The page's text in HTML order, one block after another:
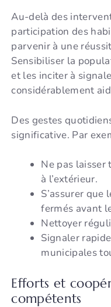
Au-delà des
participation des
parvenir à une
Sensibiliser la
et les inciter à
considérablement
Des gestes
significative. Par
Ne pas laisser
à l’extérieur.
S’assurer que
fermés avant
Nettoyer
Signaler
municipales
Efforts et
compétents